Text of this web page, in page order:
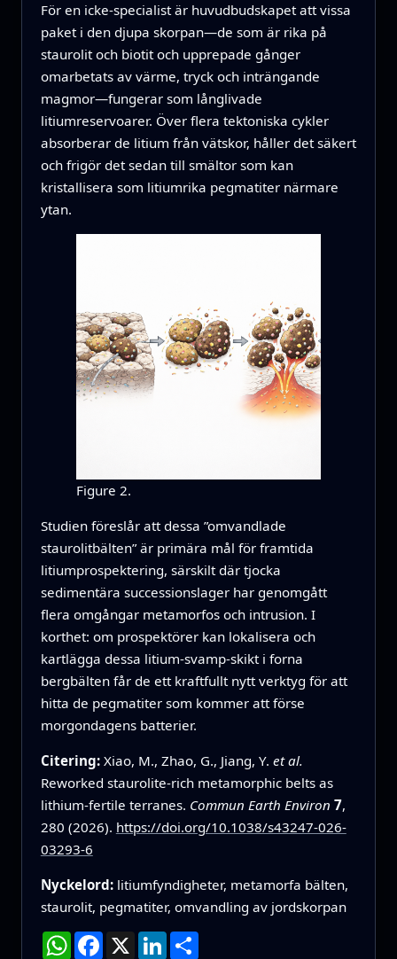
För en icke-specialist är huvudbudskapet att vissa
paket i den djupa skorpan—de som är rika på
staurolit och biotit och upprepade gånger
omarbetats av värme, tryck och inträngande
magmor—fungerar som långlivade
litiumreservoarer. Över flera tektoniska cykler
absorberar de litium från vätskor, håller det säkert
och frigör det sedan till smältor som kan
kristallisera som litiumrika pegmatiter närmare
ytan.
Figure 2.
Studien föreslår att dessa ”omvandlade
staurolitbälten” är primära mål för framtida
litiumprospektering, särskilt där tjocka
sedimentära successionslager har genomgått
flera omgångar metamorfos och intrusion. I
korthet: om prospektörer kan lokalisera och
kartlägga dessa litium-svamp-skikt i forna
bergbälten får de ett kraftfullt nytt verktyg för att
hitta de pegmatiter som kommer att förse
morgondagens batterier.
Citering: Xiao, M., Zhao, G., Jiang, Y. et al.
Reworked staurolite-rich metamorphic belts as
lithium-fertile terranes. Commun Earth Environ 7,
280 (2026). https://doi.org/10.1038/s43247-026-
03293-6
Nyckelord: litiumfyndigheter, metamorfa bälten,
staurolit, pegmatiter, omvandling av jordskorpan
WhatsApp
Facebook
X LinkedIn
Dela